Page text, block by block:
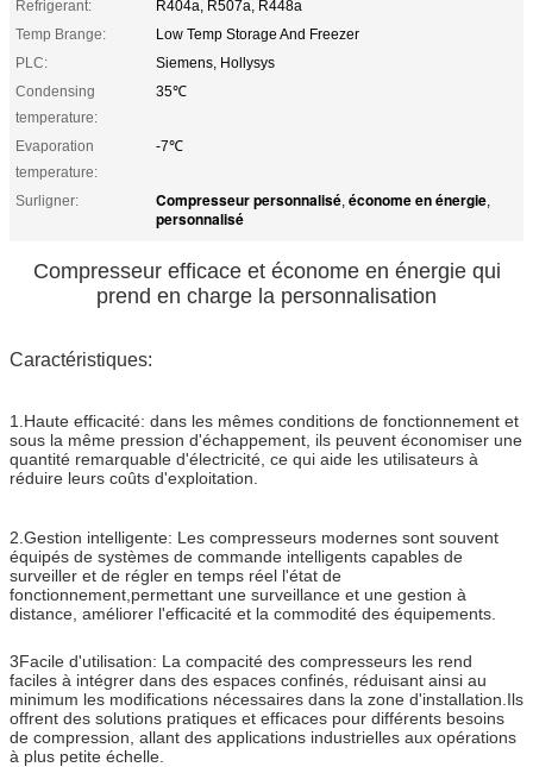
Refrigerant:
R404a, R507a, R448a
Temp Brange:
Low Temp Storage And Freezer
PLC:
Siemens, Hollysys
Condensing
temperature:
35℃
Evaporation
temperature:
-7℃
Surligner: Compresseur personnalisé, économe en énergie,
personnalisé
Compresseur efficace et économe en énergie qui
prend en charge la personnalisation
Caractéristiques:
1.Haute efficacité: dans les mêmes conditions de fonctionnement et
sous la même pression d'échappement, ils peuvent économiser une
quantité remarquable d'électricité, ce qui aide les utilisateurs à
réduire leurs coûts d'exploitation.
2.Gestion intelligente: Les compresseurs modernes sont souvent
équipés de systèmes de commande intelligents capables de
surveiller et de régler en temps réel l'état de
fonctionnement,permettant une surveillance et une gestion à
distance, améliorer l'efficacité et la commodité des équipements.
3Facile d'utilisation: La compacité des compresseurs les rend
faciles à intégrer dans des espaces confinés, réduisant ainsi au
minimum les modifications nécessaires dans la zone d'installation.Ils
offrent des solutions pratiques et efficaces pour différents besoins
de compression, allant des applications industrielles aux opérations
à plus petite échelle.